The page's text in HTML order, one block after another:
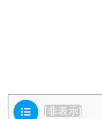
目次 [非表示]